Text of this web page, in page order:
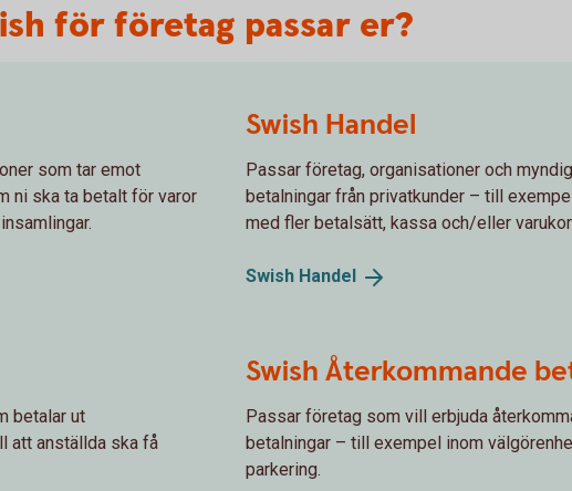
för företag passar er?
som tar emot
ni ska ta betalt för varor
Swish Handel
Passar företag, organisationer och
betalningar från privatkunder – till
med fler betalsätt, kassa och/eller
Swish Handel
betalar ut
att anställda ska få
Swish Återkommande
Passar företag som vill erbjuda
betalningar – till exempel inom
parkering.